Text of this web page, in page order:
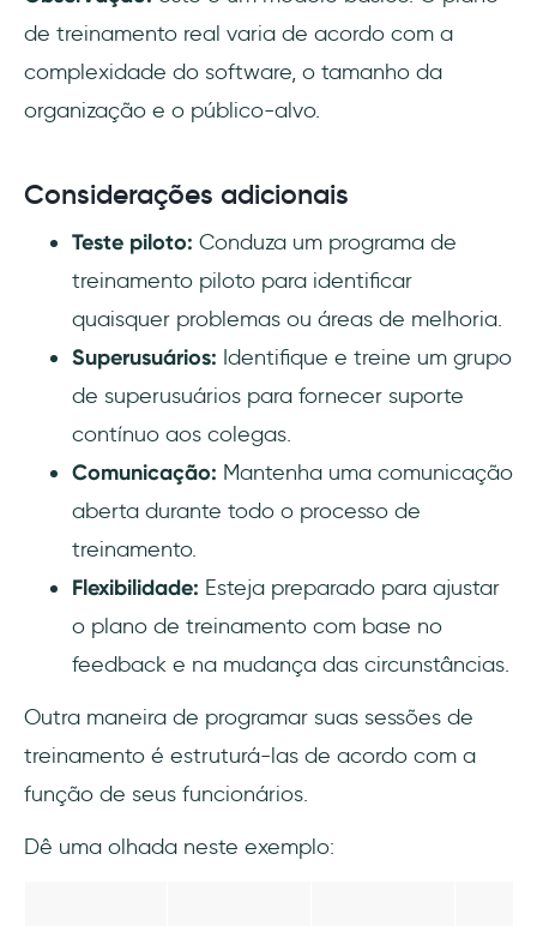
de treinamento real varia de acordo com a
complexidade do software, o tamanho da
organização e o público-alvo.
Considerações adicionais
Teste piloto: Conduza um programa de
treinamento piloto para identificar
quaisquer problemas ou áreas de melhoria.
Superusuários: Identifique e treine um grupo
de superusuários para fornecer suporte
contínuo aos colegas.
Comunicação: Mantenha uma comunicação
aberta durante todo o processo de
treinamento.
Flexibilidade: Esteja preparado para ajustar
o plano de treinamento com base no
feedback e na mudança das circunstâncias.
Outra maneira de programar suas sessões de
treinamento é estruturá-las de acordo com a
função de seus funcionários.
Dê uma olhada neste exemplo: